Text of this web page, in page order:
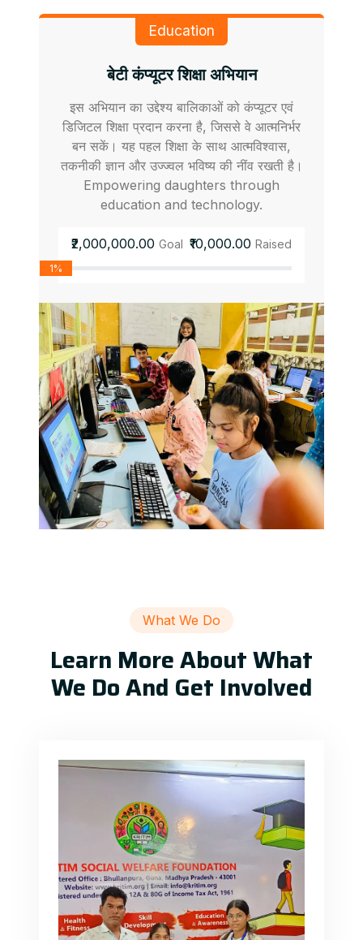
Education
बेटी कंप्यूटर शिक्षा अभियान
इस अभियान का उद्देश्य बालिकाओं को कंप्यूटर एवं
डिजिटल शिक्षा प्रदान करना है, जिससे वे आत्मनिर्भर
बन सकें। यह पहल शिक्षा के साथ आत्मविश्वास,
तकनीकी ज्ञान और उज्ज्वल भविष्य की नींव रखती है।
Empowering daughters through
education and technology.
₹2,000,000.00 Goal ₹10,000.00 Raised
1%
What We Do
Learn More About What
We Do And Get Involved